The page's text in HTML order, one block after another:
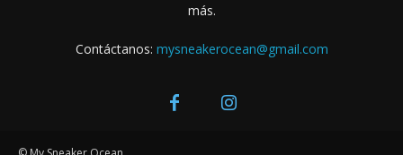
más.
Contáctanos: mysneakerocean@gmail.com